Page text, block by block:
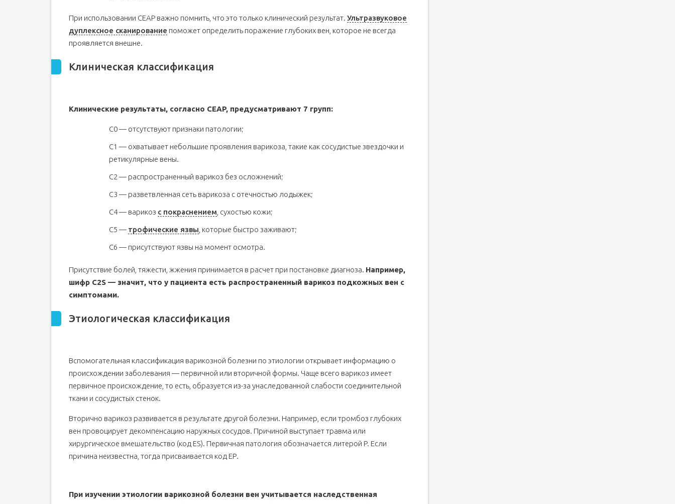
При использовании СЕАР важно помнить, что это только клинический результат. Ультразвуковое
дуплексное сканирование поможет определить поражение глубоких вен, которое не всегда
проявляется внешне.
Клиническая классификация
Клинические результаты, согласно CEAP, предусматривают 7 групп:
С0 — отсутствуют признаки патологии;
С1 — охватывает небольшие проявления варикоза, такие как сосудистые звездочки и
ретикулярные вены.
С2 — распространенный варикоз без осложнений;
С3 — разветвленная сеть варикоза с отечностью лодыжек;
С4 — варикоз с покраснением , сухостью кожи;
С5 — трофические язвы , которые быстро заживают;
С6 — присутствуют язвы на момент осмотра.
Присутствие болей, тяжести, жжения принимается в расчет при постановке диагноза. Например,
шифр C2S — значит, что у пациента есть распространенный варикоз подкожных вен с
симптомами.
Этиологическая классификация
Вспомогательная классификация варикозной болезни по этиологии открывает информацию о
происхождении заболевания — первичной или вторичной формы. Чаще всего варикоз имеет
первичное происхождение, то есть, образуется из-за унаследованной слабости соединительной
ткани и сосудистых стенок.
Вторично варикоз развивается в результате другой болезни. Например, если тромбоз глубоких
вен провоцирует декомпенсацию наружных сосудов. Причиной выступает травма или
хирургическое вмешательство (код ЕS). Первичная патология обозначается литерой P. Если
причина неизвестна, тогда присваивается код ЕР.
При изучении этиологии варикозной болезни вен учитывается наследственная